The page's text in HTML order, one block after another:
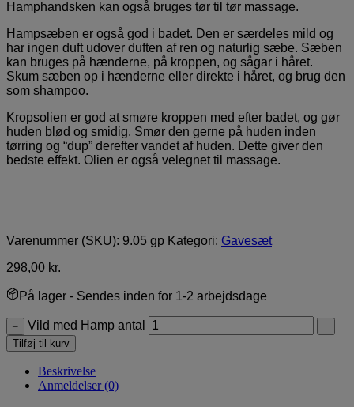
Hamphandsken kan også bruges tør til tør massage.
Hampsæben er også god i badet. Den er særdeles mild og
har ingen duft udover duften af ren og naturlig sæbe. Sæben
kan bruges på hænderne, på kroppen, og sågar i håret.
Skum sæben op i hænderne eller direkte i håret, og brug den
som shampoo.
Kropsolien er god at smøre kroppen med efter badet, og gør
huden blød og smidig. Smør den gerne på huden inden
tørring og “dup” derefter vandet af huden. Dette giver den
bedste effekt. Olien er også velegnet til massage.
Varenummer (SKU): 9.05 gp Kategori: Gavesæt
298,00 kr.
På lager - Sendes inden for 1-2 arbejdsdage
– Vild med Hamp antal
+
Tilføj til kurv
Beskrivelse
Anmeldelser (0)